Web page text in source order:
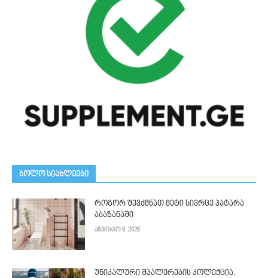
ᲑᲝᲚᲝ ᲡᲘᲐᲮᲚᲔᲔᲑᲘ
როგორ შევქმნათ მეტი სივრცე პატარა
აბაზანაში
აგვისტო 9, 2026
უნიკალური შპალერების კოლექცია,